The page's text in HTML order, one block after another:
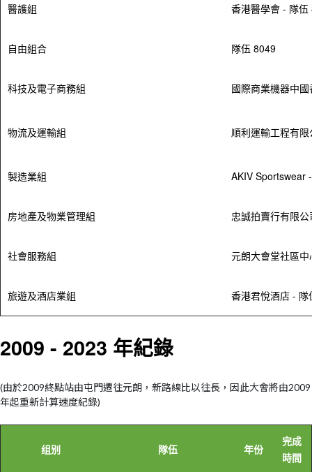
醫護組 香港醫學會 - 隊伍
自由組合 隊伍 8049
科技及電子商務組 國際商業機器中
物流及運輸組 順利運輸工程有
製造業組 AKIV Sportswear
房地產及物業管理組 忠誠拍賣行有限
社會服務組 元朗大會堂社區
旅遊及酒店業組 香港君悅酒店 - 隊
2009 - 2023 年紀錄
(由於2009終點站由屯門遷往元朗，新路線比以往長，因此大會將由2009
年起重新計算速度紀錄)
组别 隊伍 年份
完成
時間